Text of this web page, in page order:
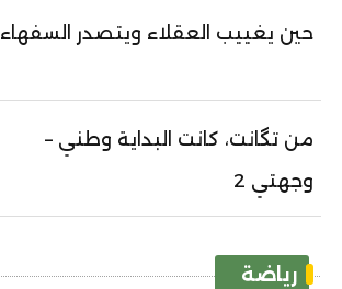
حين يغييب العقلاء ويتصدر السفهاء
من تگانت، كانت البداية وطني –
وجهتي 2
رياضة